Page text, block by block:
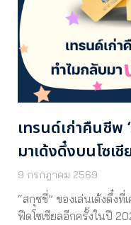
เทรนด์เก่าคืนชีพ
มาเด้งดึ๋งบนโซเชี
9 กรกฎาคม 2569
“สกุชชี่” ของเล่นเด้งดึ๋ง
ฟีดโซเชียลอีกครั้งในปี